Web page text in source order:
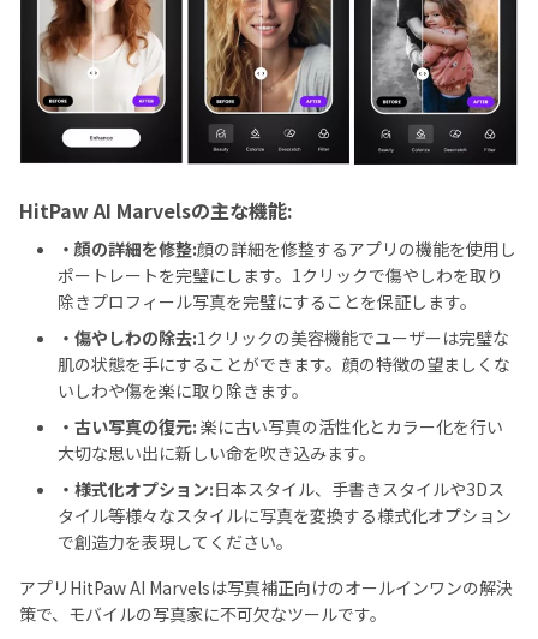
HitPaw AI Marvelsの主な機能:
・顔の詳細を修整:顔の詳細を修整するアプリの機能を使用し
ポートレートを完璧にします。1クリックで傷やしわを取り
除きプロフィール写真を完璧にすることを保証します。
・傷やしわの除去:1クリックの美容機能でユーザーは完璧な
肌の状態を手にすることができます。顔の特徴の望ましくな
いしわや傷を楽に取り除きます。
・古い写真の復元: 楽に古い写真の活性化とカラー化を行い
大切な思い出に新しい命を吹き込みます。
・様式化オプション:日本スタイル、手書きスタイルや3Dス
タイル等様々なスタイルに写真を変換する様式化オプション
で創造力を表現してください。
アプリHitPaw AI Marvelsは写真補正向けのオールインワンの解決
策で、モバイルの写真家に不可欠なツールです。